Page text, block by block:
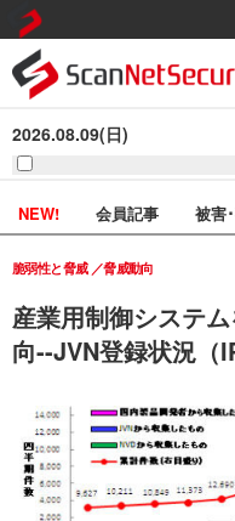
2026.08.09(日)
NEW! 会員記事 被害
産業用制御システ
向--JVN登録状況（
脆弱性と脅威 脅威動向